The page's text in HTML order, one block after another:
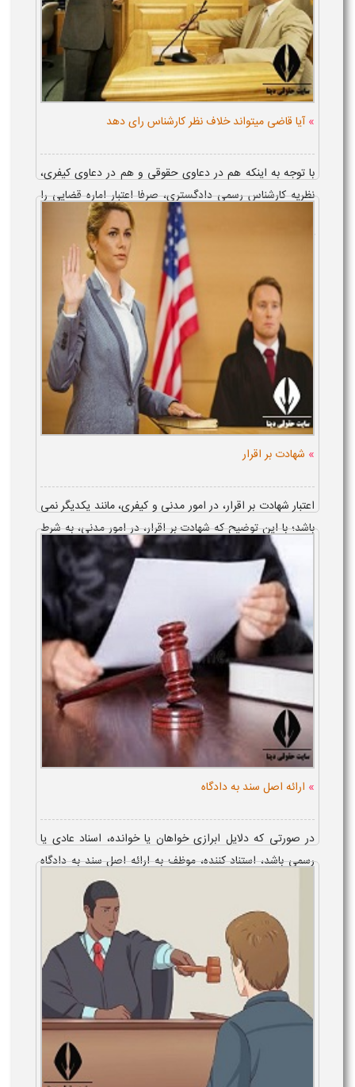
»آیا قاضی میتواند خلاف نظر کارشناس رای دهد
با توجه به اینکه هم در دعاوی حقوقی و هم در دعاوی کیفری،
نظریه کارشناس رسمی دادگستری، صرفا اعتبار اماره قضایی را
داشته و از ادله اثبات دعوا، به معنی اخص کلمه، به حساب نمی
» شهادت بر اقرار
اعتبار شهادت بر اقرار، در امور مدنی و کیفری، مانند یکدیگر نمی
باشد؛ با این توضیح که شهادت بر اقرار، در امور مدنی، به شرط
اینکه اصل دعوا، با شهادت شهود، قابل اثبات بوده و در صورت
وجود قرائن ک...
» ارائه اصل سند به دادگاه
در صورتی که دلایل ابرازی خواهان یا خوانده، اسناد عادی یا
رسمی باشد، استناد کننده، موظف به ارائه اصل سند به دادگاه
بوده که مهلت انجام این تکلیف، در صورت اظهار انکار و تردید،
تا پایان جلسه اول...